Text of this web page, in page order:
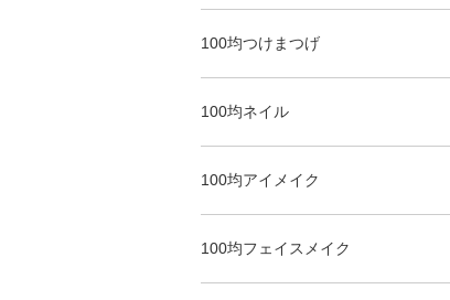
100均つけまつげ
100均ネイル
100均アイメイク
100均フェイスメイク